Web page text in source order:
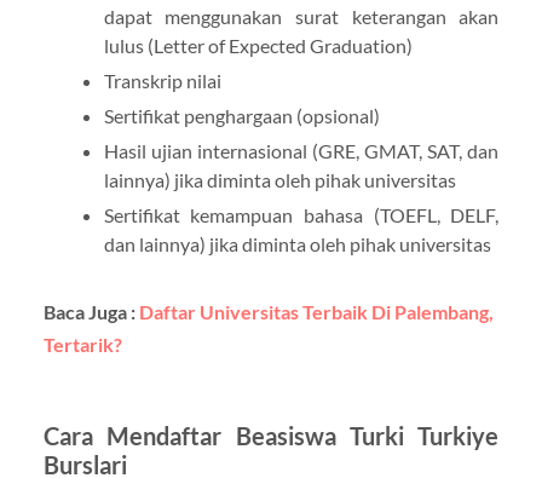
dapat menggunakan surat keterangan akan
lulus (Letter of Expected Graduation)
Transkrip nilai
Sertifikat penghargaan (opsional)
Hasil ujian internasional (GRE, GMAT, SAT, dan
lainnya) jika diminta oleh pihak universitas
Sertifikat kemampuan bahasa (TOEFL, DELF,
dan lainnya) jika diminta oleh pihak universitas
Baca Juga : Daftar Universitas Terbaik Di Palembang,
Tertarik?
Cara Mendaftar Beasiswa Turki Turkiye
Burslari